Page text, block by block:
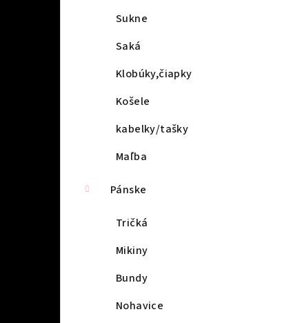
Sukne
Saká
Klobúky,čiapky
Košele
kabelky/tašky
Maľba
Pánske
Tričká
Mikiny
Bundy
Nohavice